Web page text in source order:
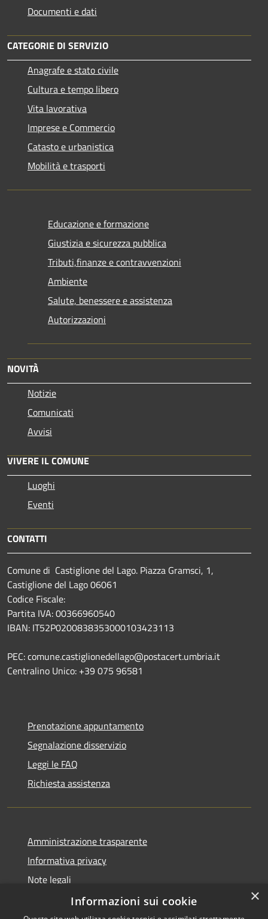
Documenti e dati
CATEGORIE DI SERVIZIO
Anagrafe e stato civile
Cultura e tempo libero
Vita lavorativa
Imprese e Commercio
Catasto e urbanistica
Mobilità e trasporti
Educazione e formazione
Giustizia e sicurezza pubblica
Tributi,finanze e contravvenzioni
Ambiente
Salute, benessere e assistenza
Autorizzazioni
NOVITÀ
Notizie
Comunicati
Avvisi
VIVERE IL COMUNE
Luoghi
Eventi
CONTATTI
Comune di Castiglione del Lago. Piazza Gramsci, 1,
Castiglione del Lago 06061
Codice Fiscale:
Partita IVA: 00366960540
IBAN: IT52P0200838353000103423113
PEC: comune.castiglionedellago@postacert.umbria.it
Centralino Unico: +39 075 96581
Prenotazione appuntamento
Segnalazione disservizio
Leggi le FAQ
Richiesta assistenza
Amministrazione trasparente
Informativa privacy
Note legali
Dichiarazione di accessibilità
×
Informazioni sui cookie